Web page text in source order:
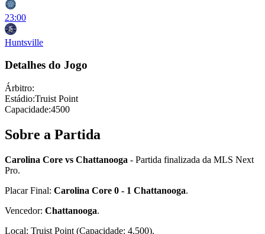
23:00
Huntsville
Detalhes do Jogo
Árbitro:
Estádio:Truist Point
Capacidade:4500
Sobre a Partida
Carolina Core vs Chattanooga - Partida finalizada da MLS Next
Pro.
Placar Final: Carolina Core 0 - 1 Chattanooga.
Vencedor: Chattanooga.
Local: Truist Point (Capacidade: 4,500).